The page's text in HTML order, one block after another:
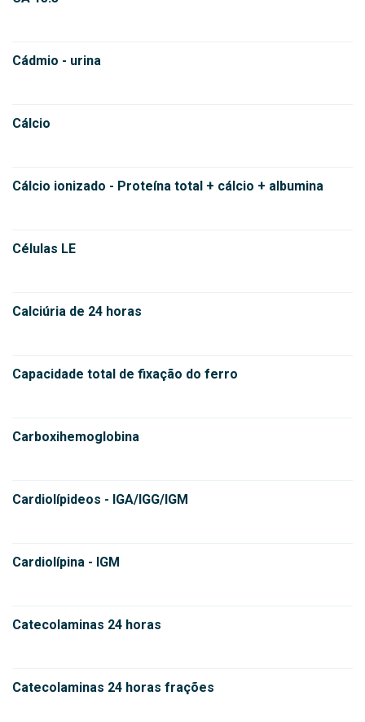
Cádmio - urina
Cálcio
Cálcio ionizado - Proteína total + cálcio + albumina
Células LE
Calciúria de 24 horas
Capacidade total de fixação do ferro
Carboxihemoglobina
Cardiolípideos - IGA/IGG/IGM
Cardiolípina - IGM
Catecolaminas 24 horas
Catecolaminas 24 horas frações